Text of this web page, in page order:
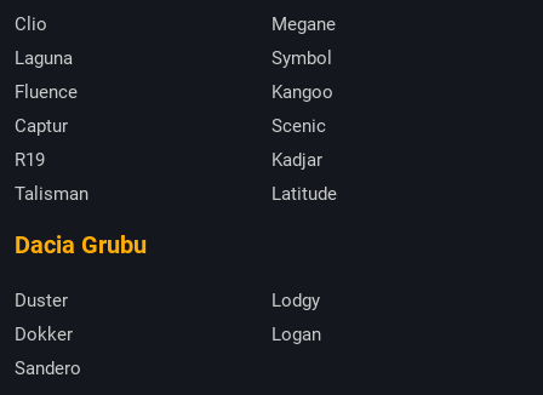
Clio
Megane
Laguna
Symbol
Fluence
Kangoo
Captur
Scenic
R19
Kadjar
Talisman
Latitude
Dacia Grubu
Duster
Lodgy
Dokker
Logan
Sandero